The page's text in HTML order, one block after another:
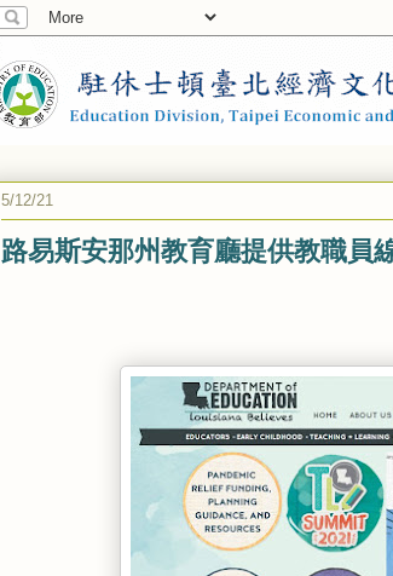
5/12/21
路易斯安那州教育廳提供教職員